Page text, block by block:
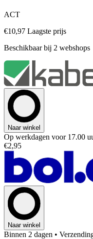
ACT
€10,97 Laagste prijs
Beschikbaar bij 2 webshops
Naar winkel
Op werkdagen voor 17.00
€2,95
Naar winkel
Binnen 2 dagen •